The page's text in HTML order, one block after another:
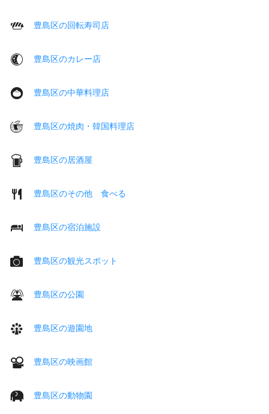
豊島区の回転寿司店
豊島区のカレー店
豊島区の中華料理店
豊島区の焼肉・韓国料理店
豊島区の居酒屋
豊島区のその他 食べる
豊島区の宿泊施設
豊島区の観光スポット
豊島区の公園
豊島区の遊園地
豊島区の映画館
豊島区の動物園